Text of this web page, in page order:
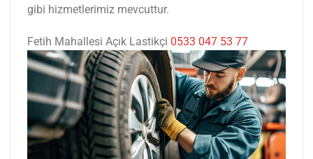
gibi hizmetlerimiz mevcuttur.
Fetih Mahallesi Açık Lastikçi 0533 047 53 77